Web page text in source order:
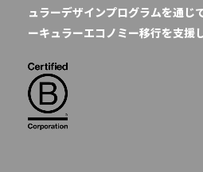
ュラーデザインプログラムを通じ
ーキュラーエコノミー移行を支援し